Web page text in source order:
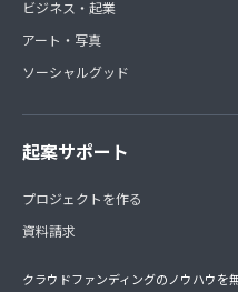
ビジネス・起業
アート・写真
ソーシャルグッド
起案サポート
プロジェクトを作る
資料請求
クラウドファンディングのノウハウを